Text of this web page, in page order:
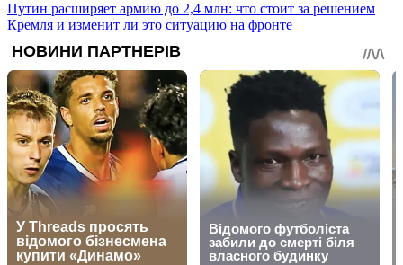
Путин расширяет армию до 2,4 млн: что стоит за решением
Кремля и изменит ли это ситуацию на фронте